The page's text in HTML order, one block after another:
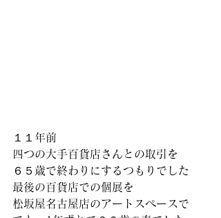
１１年前
四つの大手百貨店さんとの取引を
６５歳で終わりにするつもりでした
最後の百貨店での個展を
松坂屋名古屋店のアートスペースで